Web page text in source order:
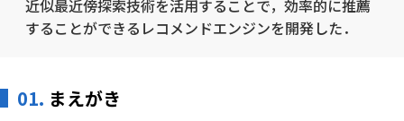
近似最近傍探索技術を活用することで，効率的に推薦
することができるレコメンドエンジンを開発した．
01. まえがき